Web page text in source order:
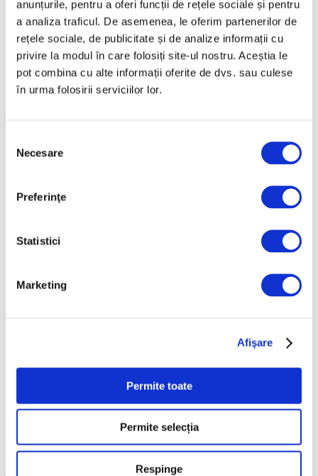
anunțurile, pentru a oferi funcții de rețele sociale și pentru
a analiza traficul. De asemenea, le oferim partenerilor de
rețele sociale, de publicitate și de analize informații cu
privire la modul în care folosiți site-ul nostru. Aceștia le
pot combina cu alte informații oferite de dvs. sau culese
în urma folosirii serviciilor lor.
consimțământului
Necesare
Preferinţe
Statistici
Marketing
Afişare
Permite toate
Permite selecția
Respinge
Indonezia
Mâini care arată calea: cercetătorii au
67.800 de ani, o nouă pistă de reflecție
modern. Aceste comori arheologice se află
Continuă lectura >